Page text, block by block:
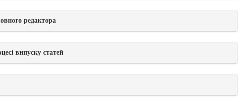
редактора
випуску статей